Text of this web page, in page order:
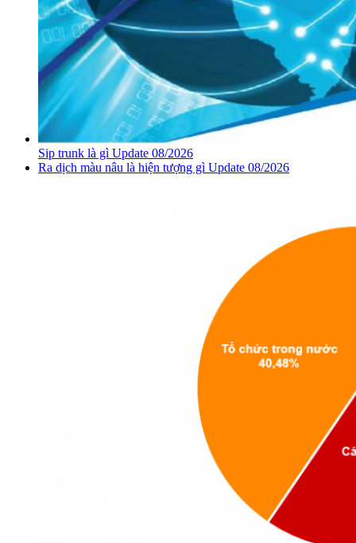
Sip trunk là gì Update 08/2026
Ra dịch màu nâu là hiện tượng gì Update 08/2026